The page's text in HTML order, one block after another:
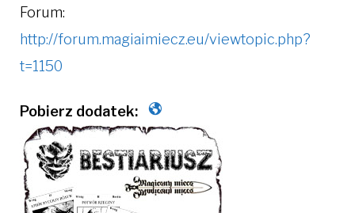
Forum:
http://forum.magiaimiecz.eu/viewtopic.php?
t=1150